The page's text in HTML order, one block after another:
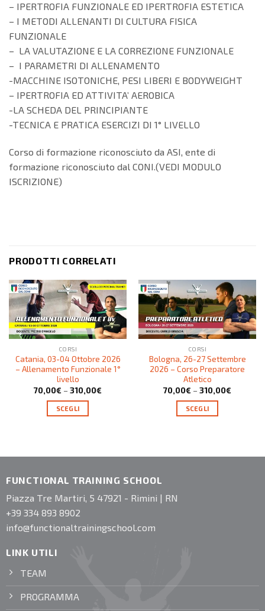
– IPERTROFIA FUNZIONALE ED IPERTROFIA ESTETICA
– I METODI ALLENANTI DI CULTURA FISICA
FUNZIONALE
– LA VALUTAZIONE E LA CORREZIONE FUNZIONALE
– I PARAMETRI DI ALLENAMENTO
-MACCHINE ISOTONICHE, PESI LIBERI E BODYWEIGHT
– IPERTROFIA ED ATTIVITA’ AEROBICA
-LA SCHEDA DEL PRINCIPIANTE
-TECNICA E PRATICA ESERCIZI DI 1° LIVELLO
Corso di formazione riconosciuto da ASI, ente di
formazione riconosciuto dal CONI.(VEDI MODULO
ISCRIZIONE)
PRODOTTI CORRELATI
CORSI
Catania, 03-04 Ottobre 2026
– Allenamento Funzionale 1°
livello
70,00€ – 310,00€
SCEGLI
CORSI
Bologna, 26-27 Settembre
2026 – Corso Preparatore
Atletico
70,00€ – 310,00€
SCEGLI
FUNCTIONAL TRAINING SCHOOL
Piazza Tre Martiri, 5 47921 - Rimini | RN
+39 334 893 8902
info@functionaltrainingschool.com
LINK UTILI
TEAM
PROGRAMMA